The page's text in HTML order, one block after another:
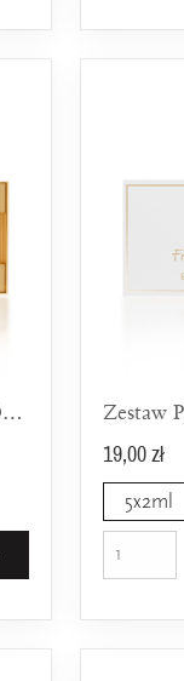
Zestaw Próbek FP Nr 11 - TOP 5 Świeżych Zapachów Dla Mężczyzn
19,00 zł
5x2ml